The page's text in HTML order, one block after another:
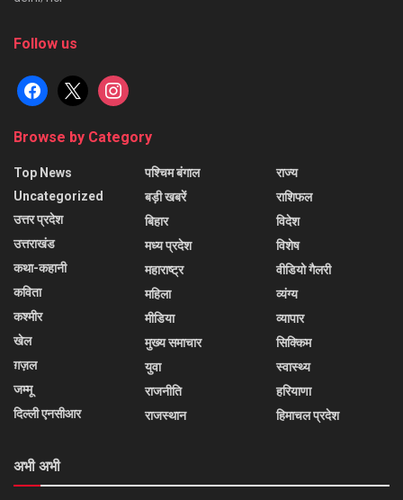
Follow us
facebook
x instagram
Browse by Category
Top News
Uncategorized
उत्तर प्रदेश
उत्तराखंड
कथा-कहानी
कविता
कश्मीर
खेल
ग़ज़ल
जम्मू
दिल्ली एनसीआर
पश्चिम बंगाल
बड़ी खबरें
बिहार
मध्य प्रदेश
महाराष्ट्र
महिला
मीडिया
मुख्य समाचार
युवा
राजनीति
राजस्थान
राज्य
राशिफल
विदेश
विशेष
वीडियो गैलरी
व्यंग्य
व्यापार
सिक्किम
स्वास्थ्य
हरियाणा
हिमाचल प्रदेश
अभी अभी